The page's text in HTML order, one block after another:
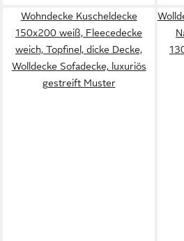
Wohndecke Kuscheldecke
150x200 weiß, Fleecedecke
weich, Topfinel, dicke Decke,
Wolldecke Sofadecke, luxuriös
gestreift Muster